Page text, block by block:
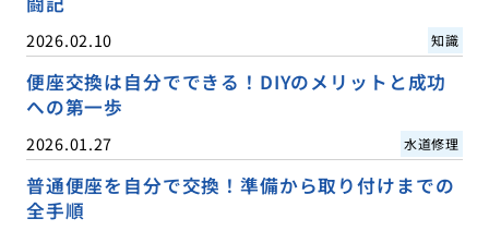
2026.02.10 知識
便座交換は自分でできる！DIYのメリットと成功
への第一歩
2026.01.27 水道修理
普通便座を自分で交換！準備から取り付けまでの
全手順